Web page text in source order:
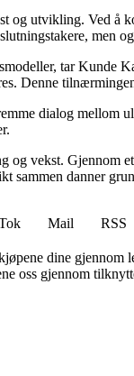
utvikling. Ved å
men
tar Kunde
Denne
dialog
vekst.
sammen danner
Mail
RSS
dine gjennom
oss gjennom